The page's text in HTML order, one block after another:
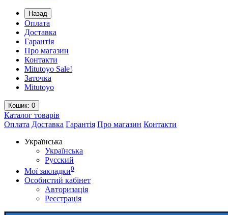
Назад
Оплата
Доставка
Гарантія
Про магазин
Контакти
Mitutoyo Sale!
Заточка
Mitutoyo
Кошик: 0
Каталог товарів
Оплата Доставка Гарантія Про магазин Контакти
Українська
Українська
Русский
Мої закладки0
Особистий кабінет
Авторизація
Реєстрація